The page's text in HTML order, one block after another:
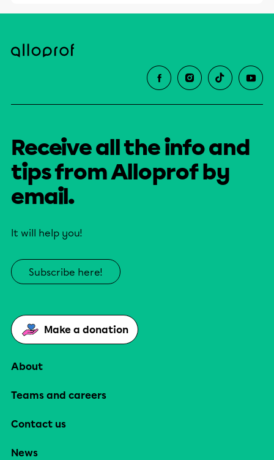
Receive all the info and
tips from Alloprof by
email.
It will help you!
Subscribe here!
Make a donation
About
Teams and careers
Contact us
News